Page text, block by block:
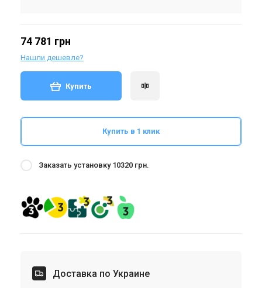
74 781 грн
Нашли дешевле?
Купить
Купить в 1 клик
Заказать установку 10320 грн.
Доставка по Украине